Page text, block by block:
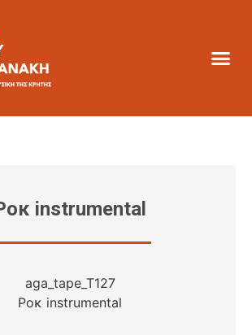
instrumental
aga_tape_T127
Ροκ instrumental